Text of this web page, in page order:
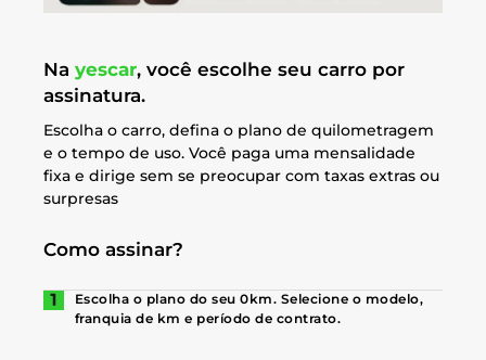
Na yescar, você escolhe seu carro por
assinatura.
Escolha o carro, defina o plano de quilometragem
e o tempo de uso. Você paga uma mensalidade
fixa e dirige sem se preocupar com taxas extras ou
surpresas
Como assinar?
Escolha o plano do seu 0km. Selecione o modelo,
franquia de km e período de contrato.